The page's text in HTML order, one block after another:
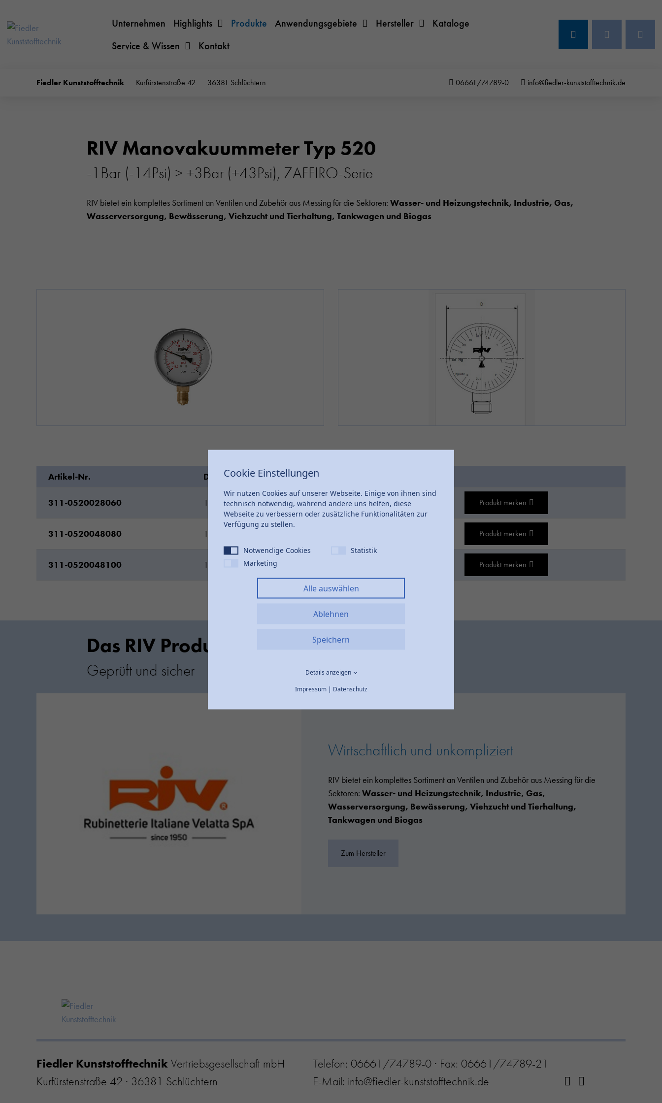
Unternehmen Highlights Produkte Anwendungsgebiete Hersteller
Kataloge
Service & Wissen
Kontakt
Fiedler Kunststofftechnik Kurfürstenstraße 42 36381 Schlüchtern 06661/74789-0 info@fiedler-kunststofftechnik.de
RIV Manovakuummeter Typ 520
-1Bar (-14Psi) > +3Bar (+43Psi), ZAFFIRO-Serie
RIV bietet ein komplettes Sortiment an Ventilen und Zubehör aus Messing für die Sektoren: Wasser- und Heizungstechnik, Industrie, Gas,
Wasserversorgung, Bewässerung, Viehzucht und Tierhaltung, Tankwagen und Biogas
Artikel-Nr. DN D
311-0520028060 1/4" 60 0,147 1 Produkt merken
311-0520048080 1/2" Produkt merken
311-0520048100 1/2" 100 Produkt merken
Das RIV Produktsortiment
Geprüft und sicher
Wirtschaftlich und unkompliziert
RIV bietet ein komplettes Sortiment an Ventilen und Zubehör aus Messing für die
Sektoren:Wasser- und Heizungstechnik, Industrie, Gas,
Wasserversorgung, Bewässerung, Viehzucht und Tierhaltung,
Tankwagen und Biogas
Zum Hersteller
Fiedler KunststofftechnikVertriebsgesellschaft mbH
Kurfürstenstraße 42 · 36381 Schlüchtern
Telefon: 06661/74789-0 · Fax: 06661/74789-21
E-Mail: info@fiedler-kunststofftechnik.de
Cookie Einstellungen
Wir nutzen Cookies auf unserer Webseite. Einige von ihnen sind
technisch notwendig, während andere uns helfen, diese
Webseite zu verbessern oder zusätzliche Funktionalitäten zur
Verfügung zu stellen.
Notwendige Cookies
Statistik
Marketing
Alle auswählen
Ablehnen
Speichern
Details anzeigen
Impressum| Datenschutz